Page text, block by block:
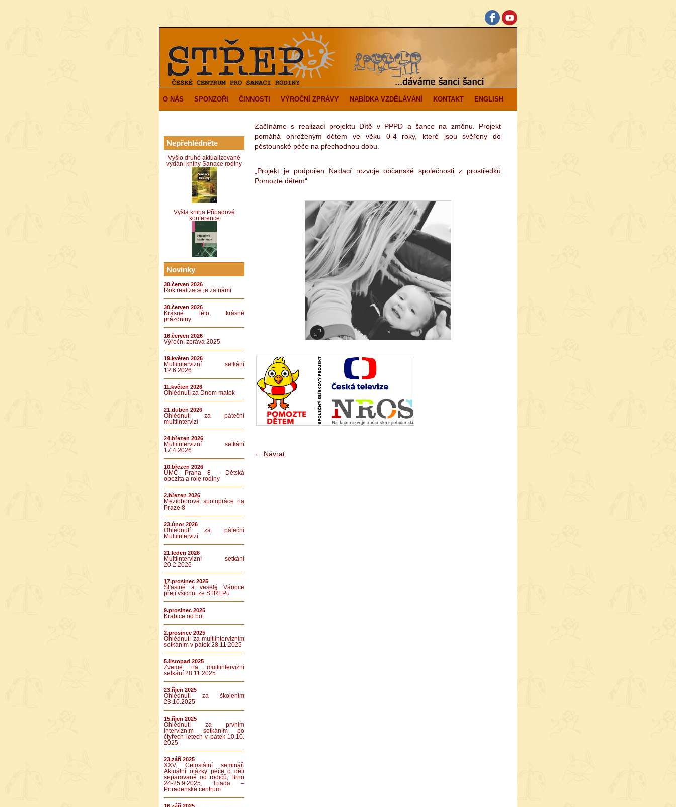
O NÁS SPONZOŘI ČINNOSTI VÝROČNÍ ZPRÁVY NABÍDKA VZDĚLÁVÁNÍ KONTAKT ENGLISH
Nepřehlédněte
Vyšlo druhé aktualizované
vydání knihy Sanace rodiny
Vyšla kniha Případové
konference
Novinky
30.červen 2026
Rok realizace je za námi
30.červen 2026
Krásné léto, krásné
prázdniny
16.červen 2026
Výroční zpráva 2025
19.květen 2026
Multiintervizní setkání
12.6.2026
11.květen 2026
Ohlédnutí za Dnem matek
21.duben 2026
Ohlédnutí za páteční
multiintervizí
24.březen 2026
Multiintervizní setkání
17.4.2026
10.březen 2026
ÚMČ Praha 8 - Dětská
obezita a role rodiny
2.březen 2026
Mezioborová spolupráce na
Praze 8
23.únor 2026
Ohlédnutí za páteční
Multiintervizí
21.leden 2026
Multiintervizní setkání
20.2.2026
17.prosinec 2025
Šťastné a veselé Vánoce
přejí všichni ze STŘEPu
9.prosinec 2025
Krabice od bot
2.prosinec 2025
Ohlédnutí za multiintervizním
setkáním v pátek 28.11.2025
5.listopad 2025
Zveme na multiintervizní
setkání 28.11.2025
23.říjen 2025
Ohlédnutí za školením
23.10.2025
15.říjen 2025
Ohlédnutí za prvním
intervizním setkáním po
čtyřech letech v pátek 10.10.
2025
23.září 2025
XXV. Celostátní seminář:
Aktuální otázky péče o děti
separované od rodičů, Brno
24-25.9.2025, Triada –
Poradenské centrum
Začínáme s realizací projektu Dítě v PPPD a šance na změnu. Projekt
pomáhá ohroženým dětem ve věku 0-4 roky, které jsou svěřeny do
pěstounské péče na přechodnou dobu.
„Projekt je podpořen Nadací rozvoje občanské společnosti z prostředků
Pomozte dětem“
← Návrat